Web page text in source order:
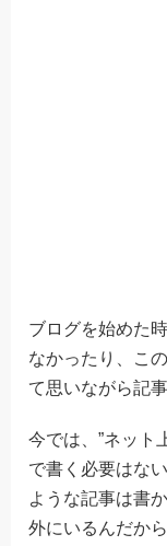
ブログを始めた
なかったり、こ
て思いながら記
今では、”ネット
で書く必要はな
ような記事は書
外にいるんだか